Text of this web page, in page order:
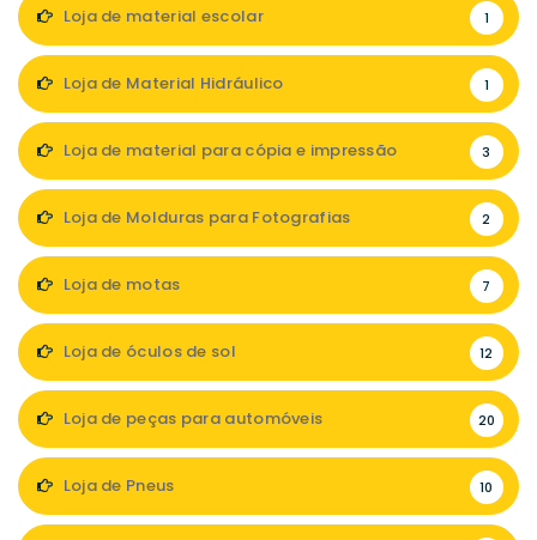
Loja de material escolar 1
Loja de Material Hidráulico 1
Loja de material para cópia e impressão 3
Loja de Molduras para Fotografias 2
Loja de motas 7
Loja de óculos de sol 12
Loja de peças para automóveis 20
Loja de Pneus 10